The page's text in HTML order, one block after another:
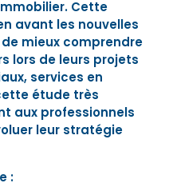
Cette
avant les nouvelles
mieux comprendre
lors de leurs projets
services en
étude très
aux professionnels
leur stratégie
: